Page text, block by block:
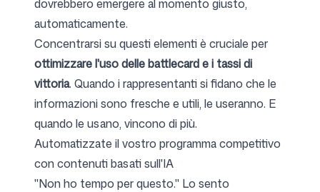
dovrebbero emergere al momento giusto,
automaticamente.
Concentrarsi su questi elementi è cruciale per
ottimizzare l'uso delle battlecard e i tassi di
vittoria. Quando i rappresentanti si fidano che le
informazioni sono fresche e utili, le useranno. E
quando le usano, vincono di più.
Automatizzate il vostro programma competitivo
con contenuti basati sull'IA
"Non ho tempo per questo." Lo sento